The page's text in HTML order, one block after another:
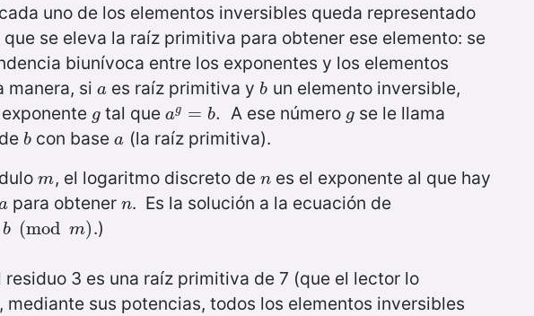
uno de los elementos inversibles queda representado
se eleva la raíz primitiva para obtener ese elemento: se
biunívoca entre los exponentes y los elementos
manera, si a
a es raíz primitiva yb
b un elemento inversible,
g
g tal queag = b.
ag =b. A ese número g
g se le llama
b
b con basea
a (la raíz primitiva).
m
m, el logaritmo discreto de n
nes el exponente al que hay
para obtenern
n. Es la solución a la ecuación de
b (mod m)
(modm) .)
residuo 3 es una raíz primitiva de 7 (que el lector lo
sus potencias, todos los elementos inversibles